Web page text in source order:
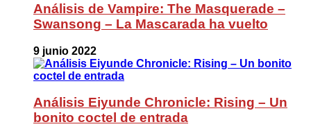
Análisis de Vampire: The Masquerade –
Swansong – La Mascarada ha vuelto
9 junio 2022
Análisis Eiyunde Chronicle: Rising – Un
bonito coctel de entrada